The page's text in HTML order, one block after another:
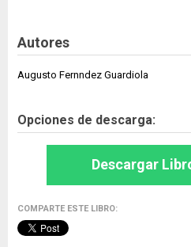
Autores
Augusto Fernndez Guardiola
Opciones de descarga:
Descargar
COMPARTE ESTE LIBRO: